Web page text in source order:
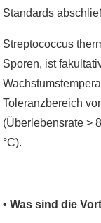
Standards
Streptococcus
Sporen, ist
Toleranzbereich
(Überlebensrate >
°C).
• Was sind die